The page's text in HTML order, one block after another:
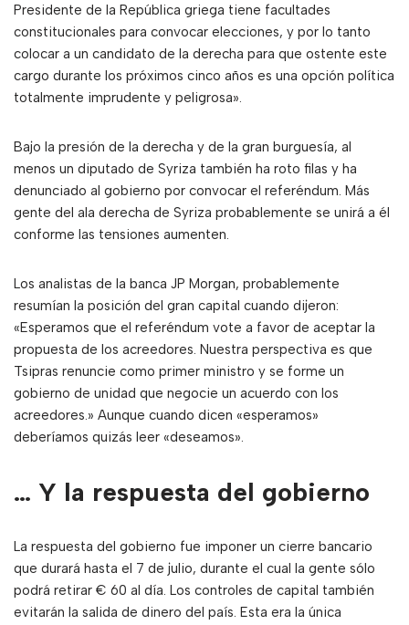
Presidente de la República griega tiene facultades
constitucionales para convocar elecciones, y por lo tanto
colocar a un candidato de la derecha para que ostente este
cargo durante los próximos cinco años es una opción política
totalmente imprudente y peligrosa».
Bajo la presión de la derecha y de la gran burguesía, al
menos un diputado de Syriza también ha roto filas y ha
denunciado al gobierno por convocar el referéndum. Más
gente del ala derecha de Syriza probablemente se unirá a él
conforme las tensiones aumenten.
Los analistas de la banca JP Morgan, probablemente
resumían la posición del gran capital cuando dijeron:
«Esperamos que el referéndum vote a favor de aceptar la
propuesta de los acreedores. Nuestra perspectiva es que
Tsipras renuncie como primer ministro y se forme un
gobierno de unidad que negocie un acuerdo con los
acreedores.» Aunque cuando dicen «esperamos»
deberíamos quizás leer «deseamos».
… Y la respuesta del gobierno
La respuesta del gobierno fue imponer un cierre bancario
que durará hasta el 7 de julio, durante el cual la gente sólo
podrá retirar € 60 al día. Los controles de capital también
evitarán la salida de dinero del país. Esta era la única